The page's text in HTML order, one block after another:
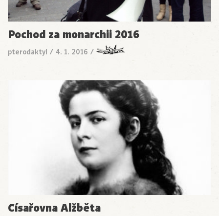
Pochod za monarchii 2016
pterodaktyl / 4. 1. 2016 /
Císařovna Alžběta